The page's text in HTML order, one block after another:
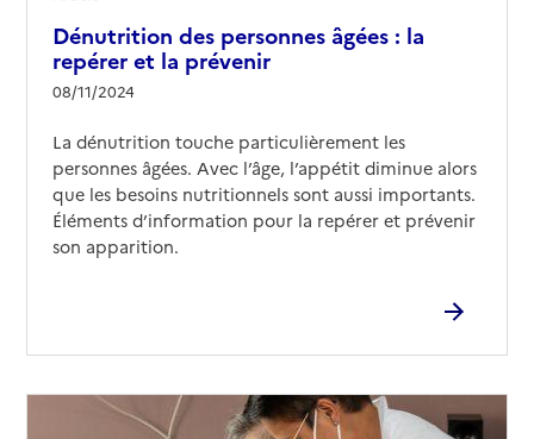
Dénutrition des personnes âgées : la
repérer et la prévenir
08/11/2024
La dénutrition touche particulièrement les
personnes âgées. Avec l’âge, l’appétit diminue alors
que les besoins nutritionnels sont aussi importants.
Éléments d’information pour la repérer et prévenir
son apparition.